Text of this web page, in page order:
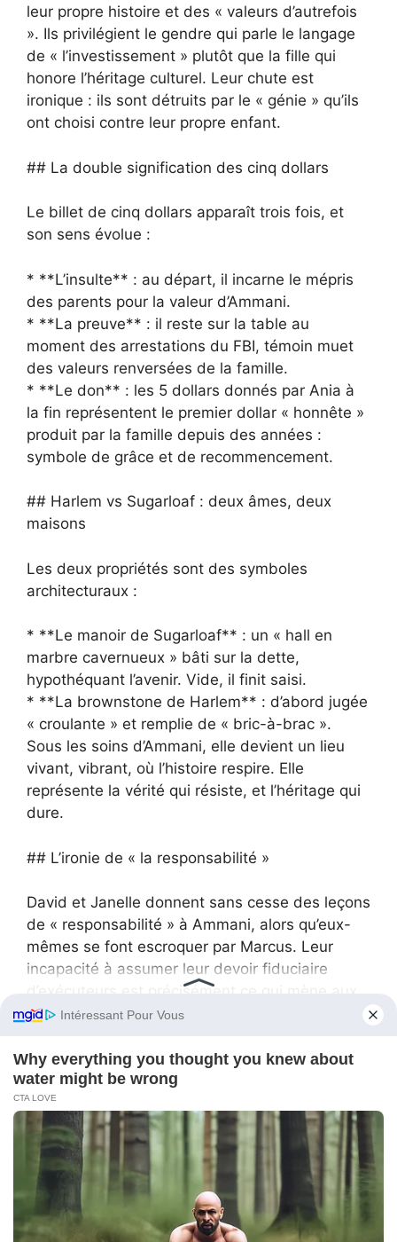
leur propre histoire et des « valeurs d’autrefois
». Ils privilégient le gendre qui parle le langage
de « l’investissement » plutôt que la fille qui
honore l’héritage culturel. Leur chute est
ironique : ils sont détruits par le « génie » qu’ils
ont choisi contre leur propre enfant.
## La double signification des cinq dollars
Le billet de cinq dollars apparaît trois fois, et
son sens évolue :
* **L’insulte** : au départ, il incarne le mépris
des parents pour la valeur d’Ammani.
* **La preuve** : il reste sur la table au
moment des arrestations du FBI, témoin muet
des valeurs renversées de la famille.
* **Le don** : les 5 dollars donnés par Ania à
la fin représentent le premier dollar « honnête »
produit par la famille depuis des années :
symbole de grâce et de recommencement.
## Harlem vs Sugarloaf : deux âmes, deux
maisons
Les deux propriétés sont des symboles
architecturaux :
* **Le manoir de Sugarloaf** : un « hall en
marbre cavernueux » bâti sur la dette,
hypothéquant l’avenir. Vide, il finit saisi.
* **La brownstone de Harlem** : d’abord jugée
« croulante » et remplie de « bric-à-brac ».
Sous les soins d’Ammani, elle devient un lieu
vivant, vibrant, où l’histoire respire. Elle
représente la vérité qui résiste, et l’héritage qui
dure.
## L’ironie de « la responsabilité »
David et Janelle donnent sans cesse des leçons
de « responsabilité » à Ammani, alors qu’eux-
mêmes se font escroquer par Marcus. Leur
incapacité à assumer leur devoir fiduciaire
d’exécuteurs est précisément ce qui mène aux
poursuites. Ils voulaient « donner une leçon » à
Au fond, l’histoire d’Ammani Johnson est une
fable moderne sur le danger d’une richesse
esthétique, mise en scène, opposée à une
richesse intellectuelle et morale. La famille
d’Ammani juge les gens à leurs comptes et à
leur rang social. Aveuglés par le « strass » des
costumes de Marcus et l’éclat des montres —
parfois fausses — ils finissent par confier les